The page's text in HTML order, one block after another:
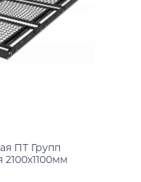
ПТ Групп